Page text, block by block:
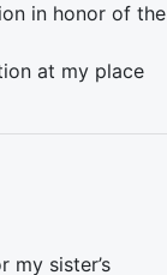
in honor of the
at my place
my sister’s